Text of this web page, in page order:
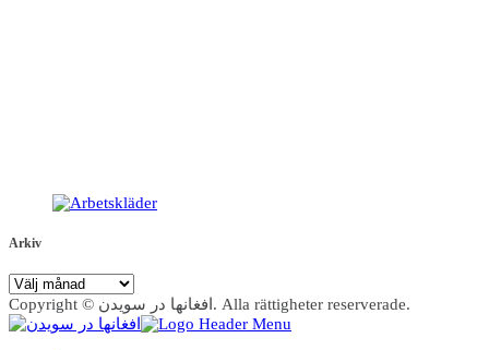
Arkiv
Arkiv
Copyright © افغانها در سویدن. Alla rättigheter reserverade.